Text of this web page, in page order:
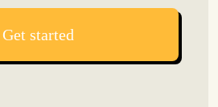
Get started